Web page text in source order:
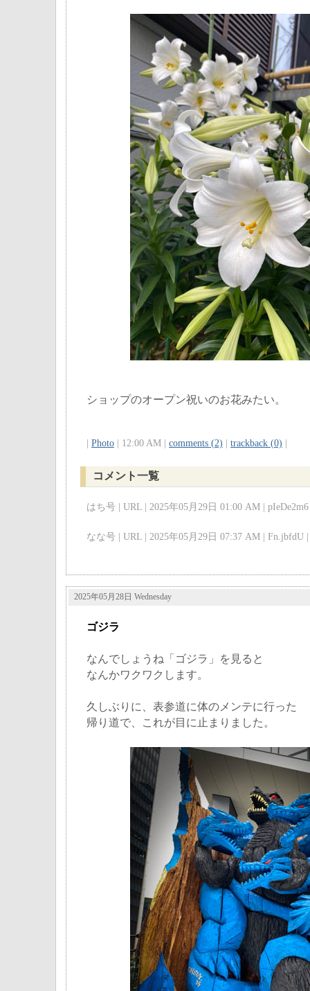
ショップのオープン祝いのお花みたい。
Photo | 12:00 AM | comments (2) trackback (0)
コメント一覧
はち号 | URL | 2025年05月29日 01:00 AM |
なな号 | URL | 2025年05月29日 07:37 AM | Fn.jbfdU |
2025年05月28日 Wednesday
ゴジラ
なんでしょうね「ゴジラ」を見ると
なんかワクワクします。
久しぶりに、表参道に体のメンテに行った
帰り道で、これが目に止まりました。